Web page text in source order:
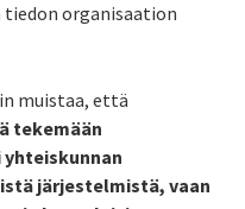
organisaation
muistaa, että
tekemään
järjestelmistä, vaan